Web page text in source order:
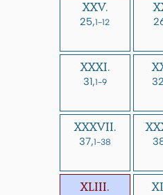
XXV.
25,1-12
XXXI.
31,1-9
XXXVII.
37,1-38
XLIII.